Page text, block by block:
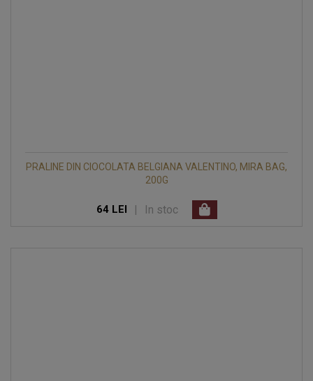
PRALINE DIN CIOCOLATA BELGIANA VALENTINO, MIRA BAG,
200G
64 LEI | In stoc